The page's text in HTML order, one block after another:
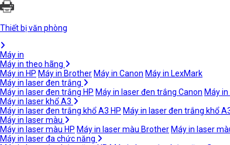
Thiết bị văn phòng
Máy in
Máy in theo hãng
Máy in HP Máy in Brother Máy in Canon Máy in LexMark
Máy in laser đen trắng
Máy in laser đen trắng HP Máy in laser đen trắng Canon Máy
Máy in laser khổ A3
Máy in laser đen trắng khổ A3 HP Máy in laser đen trắng khổ
Máy in laser màu
Máy in laser màu HP Máy in laser màu Brother Máy in laser
Máy in laser đa chức năng